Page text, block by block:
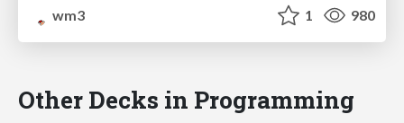
wm3
1 980
Other Decks in Programming